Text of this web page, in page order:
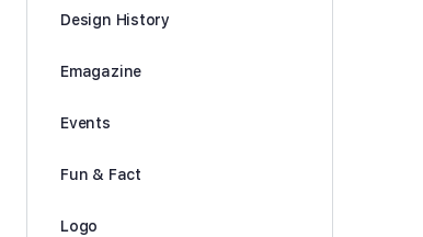
Design History
Emagazine
Events
Fun & Fact
Logo